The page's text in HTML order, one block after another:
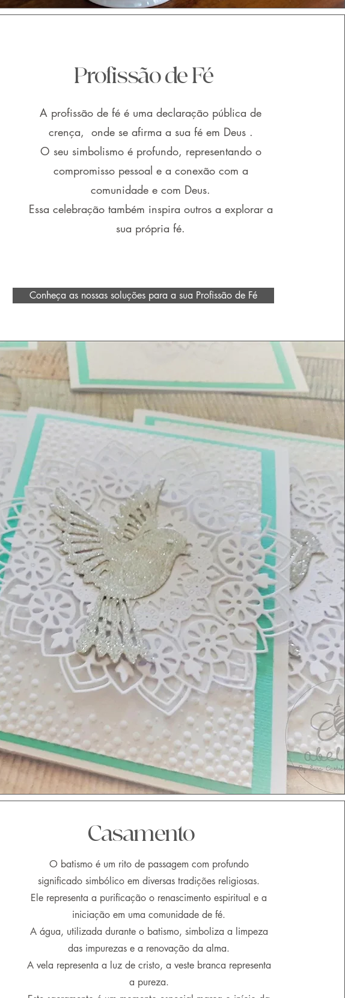
Profissão de Fé
A profissão de fé é uma declaração pública de
crença, onde se afirma a sua fé em Deus .
O seu simbolismo é profundo, representando o
compromisso pessoal e a conexão com a
comunidade e com Deus.
Essa celebração também inspira outros a explorar a
sua própria fé.
Conheça as nossas soluções para a sua Profissão de Fé
Casamento
O batismo é um rito de passagem com profundo
significado simbólico em diversas tradições religiosas.
Ele representa a purificação o renascimento espiritual e a
iniciação em uma comunidade de fé.
A água, utilizada durante o batismo, simboliza a limpeza
das impurezas e a renovação da alma.
A vela representa a luz de cristo, a veste branca representa
a pureza.